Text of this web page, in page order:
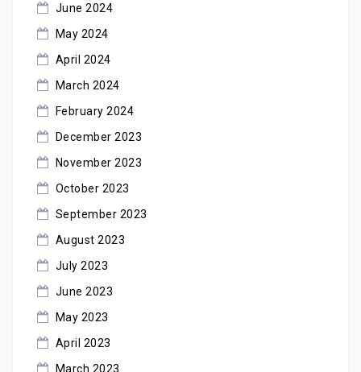
June 2024
May 2024
April 2024
March 2024
February 2024
December 2023
November 2023
October 2023
September 2023
August 2023
July 2023
June 2023
May 2023
April 2023
March 2023